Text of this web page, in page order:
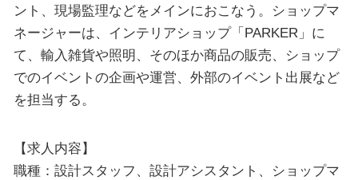
ント、現場監理などをメインにおこなう。ショップマ
ネージャーは、インテリアショップ「PARKER」に
て、輸入雑貨や照明、そのほか商品の販売、ショップ
でのイベントの企画や運営、外部のイベント出展など
を担当する。
【求人内容】
職種：設計スタッフ、設計アシスタント、ショップマ